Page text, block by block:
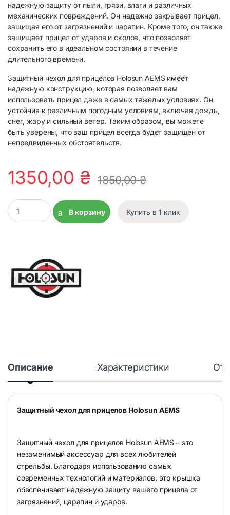
надежную защиту от пыли, грязи, влаги и различных
механических повреждений. Он надежно закрывает прицел,
защищая его от загрязнений и царапин. Кроме того, он также
защищает прицел от ударов и сколов, что позволяет
сохранить его в идеальном состоянии в течение
длительного времени.
Защитный чехол для прицелов Holosun AEMS имеет
надежную конструкцию, которая позволяет вам
использовать прицел даже в самых тяжелых условиях. Он
устойчив к различным погодным условиям, включая дождь,
снег, жару и сильный ветер. Таким образом, вы можете
быть уверены, что ваш прицел всегда будет защищен от
непредвиденных обстоятельств.
1350,00 ₴ 1850,00₴
Защитный чехол для прицелов Holosun AEMS quantity
В корзину
Купить в 1 клик
Описание Характеристики
Защитный чехол для прицелов Holosun AEMS
Защитный чехол для прицелов Holosun AEMS – это
незаменимый аксессуар для всех любителей
стрельбы. Благодаря использованию самых
современных технологий и материалов, это крышка
обеспечивает надежную защиту вашего прицела от
загрязнений, царапин и ударов.